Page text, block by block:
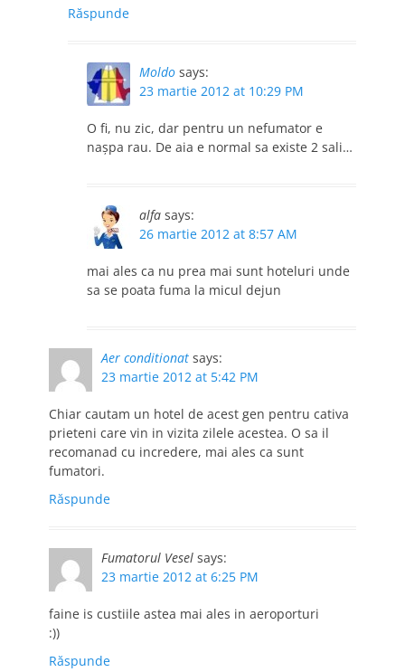
Răspunde
Moldo says:
23 martie 2012 at 10:29 PM
O fi, nu zic, dar pentru un nefumator e
nașpa rau. De aia e normal sa existe 2 sali…
alfa says:
26 martie 2012 at 8:57 AM
mai ales ca nu prea mai sunt hoteluri unde
sa se poata fuma la micul dejun
Aer conditionat says:
23 martie 2012 at 5:42 PM
Chiar cautam un hotel de acest gen pentru cativa
prieteni care vin in vizita zilele acestea. O sa il
recomanad cu incredere, mai ales ca sunt
fumatori.
Răspunde
Fumatorul Vesel says:
23 martie 2012 at 6:25 PM
faine is custiile astea mai ales in aeroporturi
:))
Răspunde